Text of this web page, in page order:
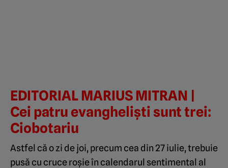
EDITORIAL MARIUS MITRAN |
Cei patru evangheliști sunt trei:
Ciobotariu
Astfel că o zi de joi, precum cea din 27 iulie, trebuie
pusă cu cruce roșie în calendarul sentimental al